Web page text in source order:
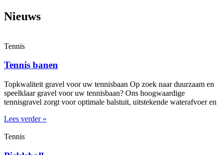
Nieuws
Tennis
Tennis banen
Topkwaliteit gravel voor uw tennisbaan Op zoek naar duurzaam en
speelklaar gravel voor uw tennisbaan? Ons hoogwaardige
tennisgravel zorgt voor optimale balstuit, uitstekende waterafvoer en
Lees verder »
Tennis